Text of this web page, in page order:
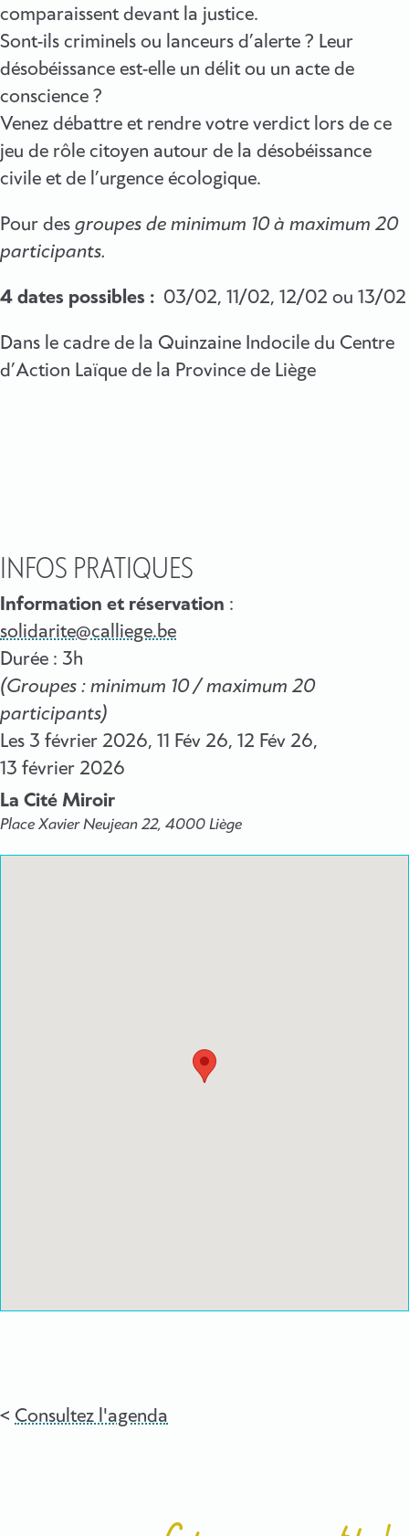
comparaissent devant la justice.
Sont-ils criminels ou lanceurs d’alerte ? Leur
désobéissance est-elle un délit ou un acte de
conscience ?
Venez débattre et rendre votre verdict lors de ce
jeu de rôle citoyen autour de la désobéissance
civile et de l’urgence écologique.
Pour des groupes de minimum 10 à maximum 20
participants.
4 dates possibles : 03/02, 11/02, 12/02 ou 13/02
Dans le cadre de la Quinzaine Indocile du Centre
d’Action Laïque de la Province de Liège
INFOS PRATIQUES
Information et réservation :
solidarite@calliege.be
Durée : 3h
(Groupes : minimum 10 / maximum 20
participants)
Les 3 février 2026, 11 Fév 26, 12 Fév 26,
13 février 2026
La Cité Miroir
Place Xavier Neujean 22, 4000 Liège
Consultez l'agenda